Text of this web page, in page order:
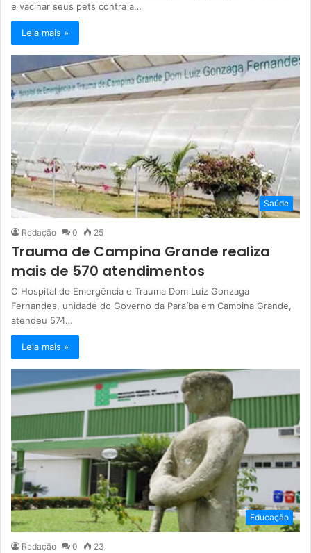
e vacinar seus pets contra a…
Leia mais »
Saúde
Redação 0 25
Trauma de Campina Grande realiza
mais de 570 atendimentos
O Hospital de Emergência e Trauma Dom Luiz Gonzaga
Fernandes, unidade do Governo da Paraíba em Campina Grande,
atendeu 574…
Leia mais »
Educação
Redação 0 23